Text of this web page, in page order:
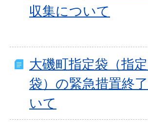
収集について
大磯町指定袋（指
袋）の緊急措置終
いて